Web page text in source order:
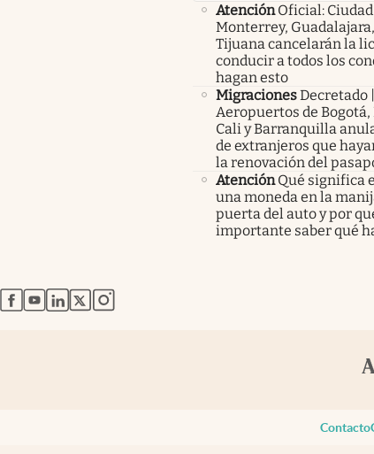
Atención Oficial:
Monterrey,
Tijuana cancelarán la
conducir a todos los
hagan esto
MigracionesDecretado |
Aeropuertos de
Cali y Barranquilla
de extranjeros que
la renovación del
Atención Qué significa
una moneda en la
puerta del auto y por
importante saber qué
abre en nueva pestaña
abre en nueva pestaña
abre en nueva pestaña
abre en nueva pestaña
abre en nueva pestaña
Contacto